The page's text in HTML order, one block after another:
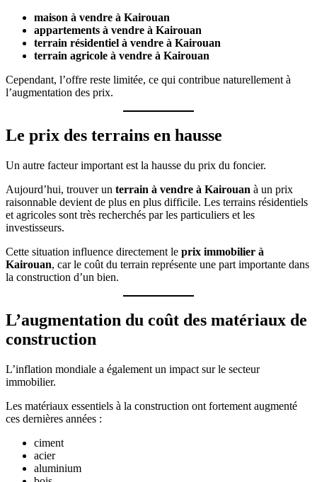
maison à vendre à Kairouan
appartements à vendre à Kairouan
terrain résidentiel à vendre à Kairouan
terrain agricole à vendre à Kairouan
Cependant, l’offre reste limitée, ce qui contribue naturellement à
l’augmentation des prix.
Le prix des terrains en hausse
Un autre facteur important est la hausse du prix du foncier.
Aujourd’hui, trouver un terrain à vendre à Kairouan à un prix
raisonnable devient de plus en plus difficile. Les terrains résidentiels
et agricoles sont très recherchés par les particuliers et les
investisseurs.
Cette situation influence directement le prix immobilier à
Kairouan, car le coût du terrain représente une part importante dans
la construction d’un bien.
L’augmentation du coût des matériaux de
construction
L’inflation mondiale a également un impact sur le secteur
immobilier.
Les matériaux essentiels à la construction ont fortement augmenté
ces dernières années :
ciment
acier
aluminium